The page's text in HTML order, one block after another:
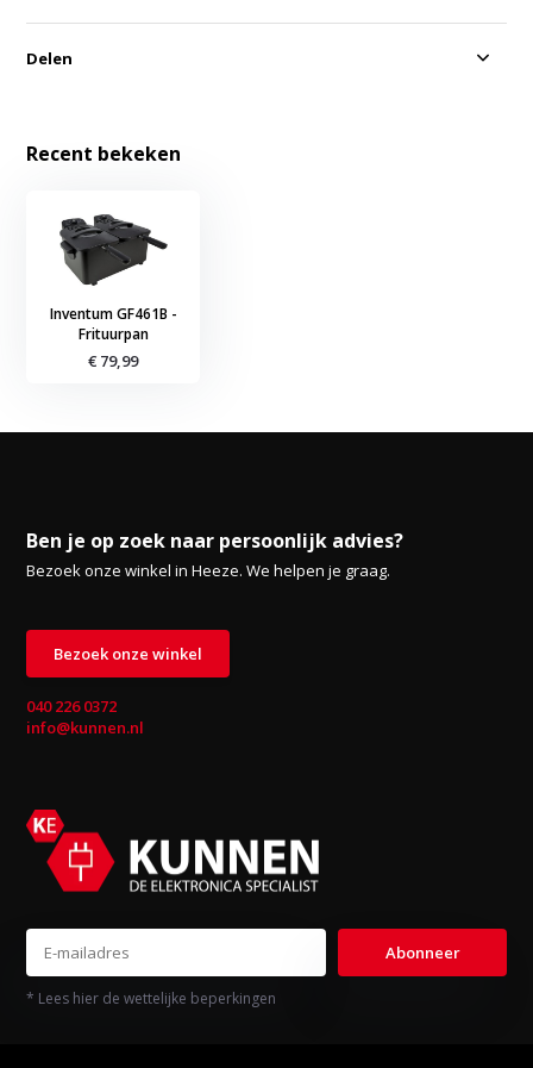
Delen
Recent bekeken
Inventum GF461B -
Frituurpan
€ 79,99
Ben je op zoek naar persoonlijk advies?
Bezoek onze winkel in Heeze. We helpen je graag.
Bezoek onze winkel
040 226 0372
info@kunnen.nl
Abonneer
* Lees hier de wettelijke beperkingen